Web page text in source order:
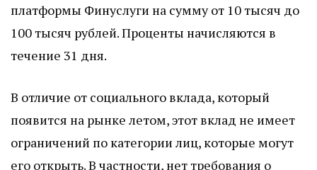
платформы Финуслуги на сумму от 10 тысяч до
100 тысяч рублей. Проценты начисляются в
течение 31 дня.
В отличие от социального вклада, который
появится на рынке летом, этот вклад не имеет
ограничений по категории лиц, которые могут
его открыть. В частности, нет требования о